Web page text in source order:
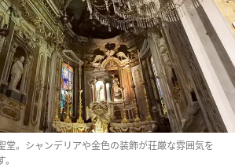
堂。シャンデリアや金色の装飾が荘厳な雰囲気を